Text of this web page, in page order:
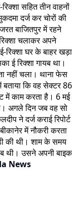
सहित तीन वाहनों
दर्ज कर चोरों की
बाजितपुर में रहने
रिक्शा चलाकर अपने
रिक्शा घर के बाहर खड़ा
ई रिक्शा गायब था।
नहीं चला। थाना फेस
बताया कि वह सेक्टर 86
में काम करता है। 6 मई
अगले दिन जब वह सो
ने दर्ज कराई रिपोर्ट
में नौकरी करता
की थी। शाम के समय
थी। उसने अपनी बाइक
News